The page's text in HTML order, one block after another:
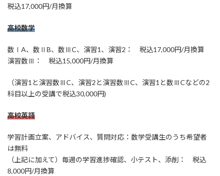
税込17,000円/月換算
高校数学
数ⅠA、数ⅡB、数ⅢC、演習1、演習2： 税込17,000円/月換算
演習数Ⅲ： 税込15,000円/月換算
（演習1と演習数ⅢC、演習2と演習数ⅢC、演習1と数ⅢCなどの2
科目以上の受講で税込30,000円)
高校英語
学習計画立案、アドバイス、質問対応：数学受講生のうち希望者
は無料
（上記に加えて）毎週の学習進捗確認、小テスト、添削： 税込
8,000円/月換算